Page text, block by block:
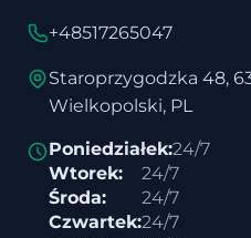
+48517265047
Staroprzygodzka 48,
Wielkopolski, PL
Poniedziałek:24/7
Wtorek:
24/7
Środa:
24/7
Czwartek:24/7